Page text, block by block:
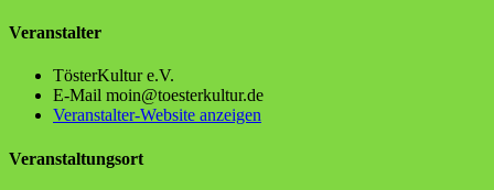
Veranstalter
Tös­ter­Kul­tur e.V.
E-Mail moin@toesterkultur.de
Veranstalter-Website anzeigen
Veranstaltungsort